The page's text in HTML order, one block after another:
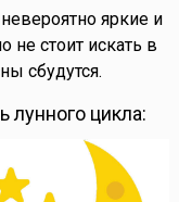
невероятно яркие и
не стоит искать в
сбудутся.
лунного цикла: